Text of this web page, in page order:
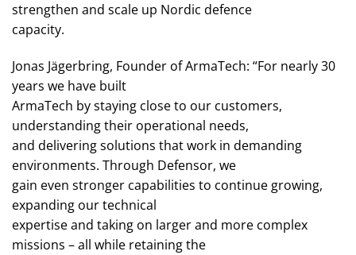
strengthen and scale up Nordic defence
capacity.
Jonas Jägerbring, Founder of ArmaTech: “For nearly 30
years we have built
ArmaTech by staying close to our customers,
understanding their operational needs,
and delivering solutions that work in demanding
environments. Through Defensor, we
gain even stronger capabilities to continue growing,
expanding our technical
expertise and taking on larger and more complex
missions – all while retaining the